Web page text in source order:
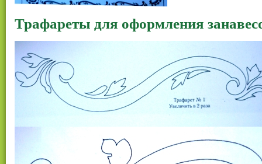
Трафареты для оформления